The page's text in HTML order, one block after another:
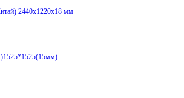
2440x1220x18 мм